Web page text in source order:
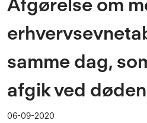
samme dag,
afgik ved døden
06-09-2020